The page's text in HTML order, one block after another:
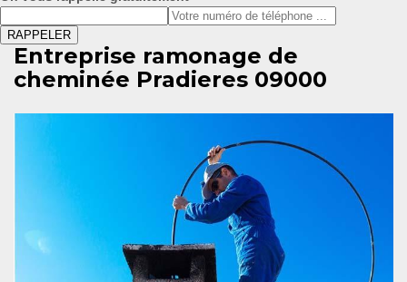
Entreprise ramonage de
cheminée Pradieres 09000